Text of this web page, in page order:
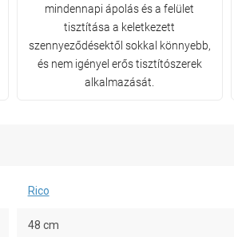
mindennapi ápolás és a felület
tisztítása a keletkezett
szennyeződésektől sokkal könnyebb,
és nem igényel erős tisztítószerek
alkalmazását.
Rico
48 cm